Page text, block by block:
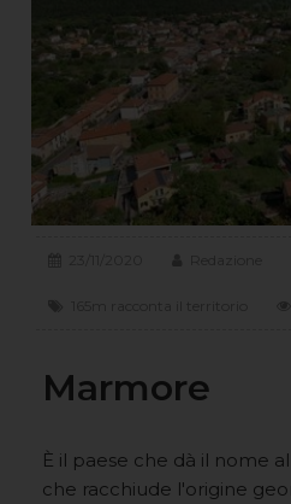
Marmore
È il paese che dà il nome
che racchiude l'origine